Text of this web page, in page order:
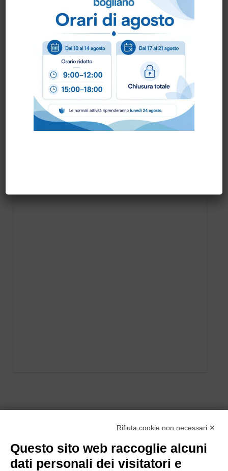
Puoi ordinare chiamando al0172 478161
oppure
scrivendo una mail a info@bogliano.it.
Per ogni informazione siamo a disposizione.
Rifiuta cookie non necessari ✕
Questo sito web raccoglie alcuni
dati personali dei visitatori e